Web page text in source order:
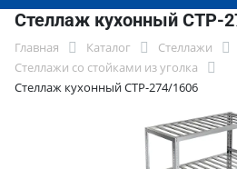
Стеллаж кухонный СТР-
Главная Каталог Стеллажи
Стеллажи со стойками из уголка
Стеллаж кухонный СТР-274/1606